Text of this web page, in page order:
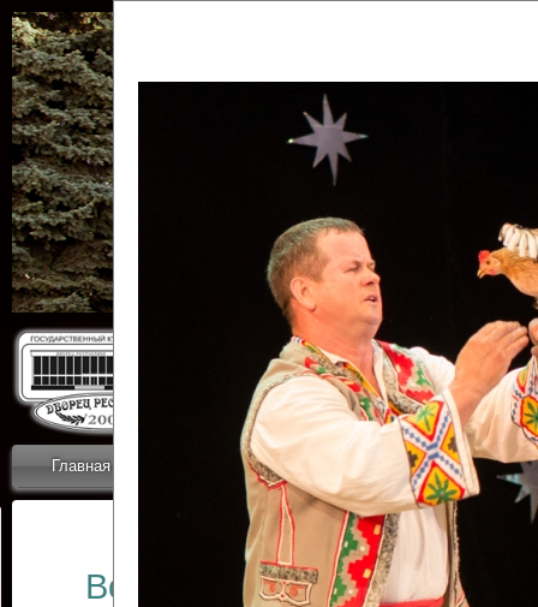
Главная Приветствие Коллективы Новости
ОТЧЕТЫ ГКЦ
Все отчеты